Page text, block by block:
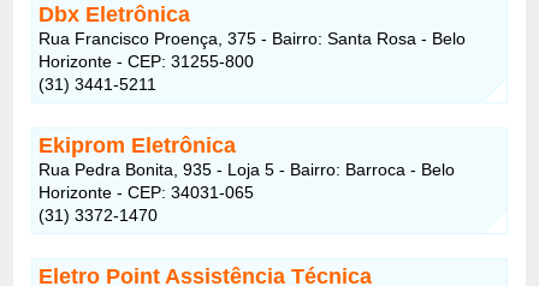
Dbx Eletrônica
Rua Francisco Proença, 375 - Bairro: Santa Rosa - Belo
Horizonte - CEP: 31255-800
(31) 3441-5211
Ekiprom Eletrônica
Rua Pedra Bonita, 935 - Loja 5 - Bairro: Barroca - Belo
Horizonte - CEP: 34031-065
(31) 3372-1470
Eletro Point Assistência Técnica